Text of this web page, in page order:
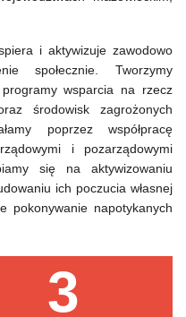
3
i aktywizuje zawodowo
społecznie. Tworzymy
wsparcia na rzecz
środowisk zagrożonych
poprzez współpracę
i pozarządowymi
się na aktywizowaniu
ich poczucia własnej
pokonywanie napotykanych